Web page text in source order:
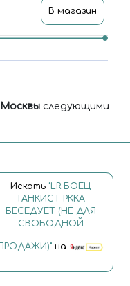
В магазин
Москвы следующими
Искать "LR БОЕЦ
ТАНКИСТ РККА
БЕСЕДУЕТ (НЕ ДЛЯ
СВОБОДНОЙ
ПРОДАЖИ)" на